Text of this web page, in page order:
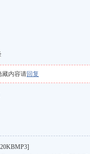
藏内容请回复